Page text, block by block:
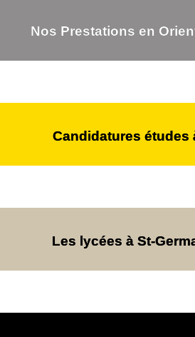
Nos Prestations en
Candidatures études
Les lycées à St-